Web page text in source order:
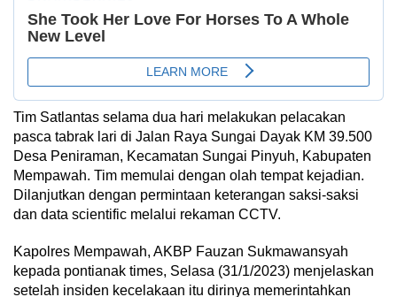
Tim Satlantas selama dua hari melakukan pelacakan
pasca tabrak lari di Jalan Raya Sungai Dayak KM 39.500
Desa Peniraman, Kecamatan Sungai Pinyuh, Kabupaten
Mempawah. Tim memulai dengan olah tempat kejadian.
Dilanjutkan dengan permintaan keterangan saksi-saksi
dan data scientific melalui rekaman CCTV.
Kapolres Mempawah, AKBP Fauzan Sukmawansyah
kepada pontianak times, Selasa (31/1/2023) menjelaskan
setelah insiden kecelakaan itu dirinya memerintahkan